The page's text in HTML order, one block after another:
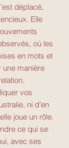
déplacé,
Elle
où les
en mots et
une manière
vos
ni d’en
joue un rôle.
ce qui se
avec ses